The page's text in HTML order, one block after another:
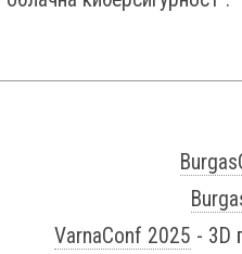
VarnaConf 2025 - 3D